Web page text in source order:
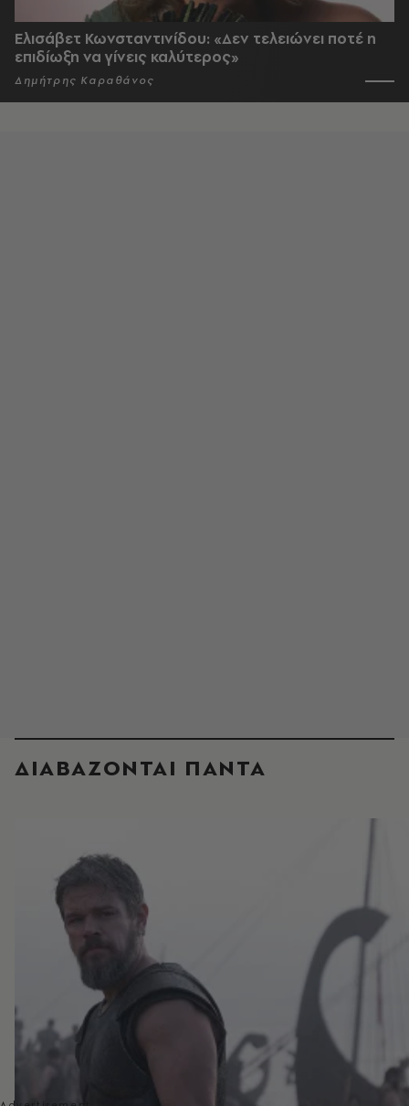
Ελισάβετ Κωνσταντινίδου: «Δεν τελειώνει ποτέ η
επιδίωξη να γίνεις καλύτερος»
Δημήτρης Καραθάνος
ΔΙΑΒΑΖΟΝΤΑΙ ΠΑΝΤΑ